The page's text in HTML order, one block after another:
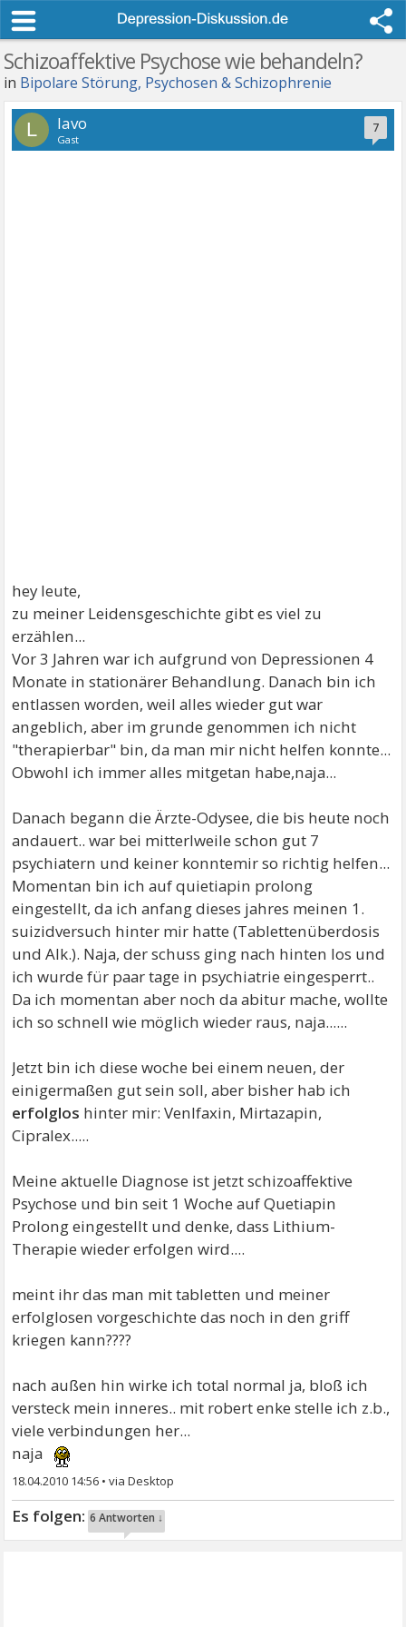
Schizoaffektive Psychose wie behandeln?
in Bipolare Störung, Psychosen & Schizophrenie
7
L lavo
Gast
hey leute,
zu meiner Leidensgeschichte gibt es viel zu
erzählen...
Vor 3 Jahren war ich aufgrund von Depressionen 4
Monate in stationärer Behandlung. Danach bin ich
entlassen worden, weil alles wieder gut war
angeblich, aber im grunde genommen ich nicht
"therapierbar" bin, da man mir nicht helfen konnte...
Obwohl ich immer alles mitgetan habe,naja...
Danach begann die Ärzte-Odysee, die bis heute noch
andauert.. war bei mitterlweile schon gut 7
psychiatern und keiner konntemir so richtig helfen...
Momentan bin ich auf quietiapin prolong
eingestellt, da ich anfang dieses jahres meinen 1.
suizidversuch hinter mir hatte (Tablettenüberdosis
und Alk.). Naja, der schuss ging nach hinten los und
ich wurde für paar tage in psychiatrie eingesperrt..
Da ich momentan aber noch da abitur mache, wollte
ich so schnell wie möglich wieder raus, naja......
Jetzt bin ich diese woche bei einem neuen, der
einigermaßen gut sein soll, aber bisher hab ich
erfolglos hinter mir: Venlfaxin, Mirtazapin,
Cipralex.....
Meine aktuelle Diagnose ist jetzt schizoaffektive
Psychose und bin seit 1 Woche auf Quetiapin
Prolong eingestellt und denke, dass Lithium-
Therapie wieder erfolgen wird....
meint ihr das man mit tabletten und meiner
erfolglosen vorgeschichte das noch in den griff
kriegen kann????
nach außen hin wirke ich total normal ja, bloß ich
versteck mein inneres.. mit robert enke stelle ich z.b.,
viele verbindungen her...
naja
18.04.2010 14:56 •
6 Antworten ↓